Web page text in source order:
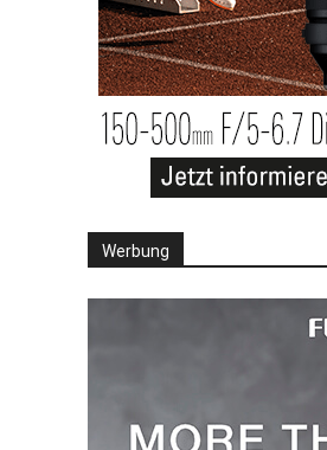
Werbung